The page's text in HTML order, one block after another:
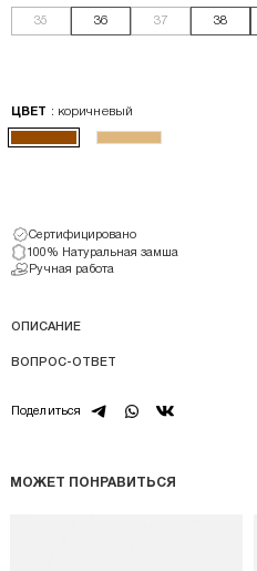
35 36 37 38
ЦВЕТ : коричневый
Сертифицировано
100% Натуральная замша
Ручная работа
ОПИСАНИЕ
ВОПРОС-ОТВЕТ
Поделиться telegramwhatsapp
vk
МОЖЕТ ПОНРАВИТЬСЯ